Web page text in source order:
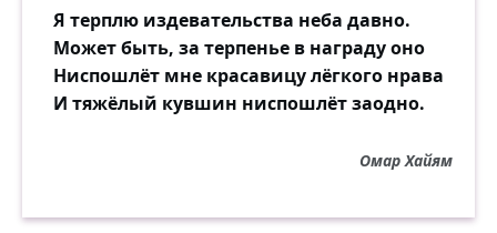
Я терплю издевательства неба давно.
Может быть, за терпенье в награду оно
Ниспошлёт мне красавицу лёгкого нрава
И тяжёлый кувшин ниспошлёт заодно.
Омар Хайям